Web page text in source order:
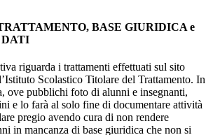
BASE GIURIDICA e
riguarda i trattamenti effettuati sul sito
Scolastico Titolare del Trattamento. In
ove pubblichi foto di alunni e insegnanti,
e lo farà al solo fine di documentare attività
pregio avendo cura di non rendere
in mancanza di base giuridica che non si